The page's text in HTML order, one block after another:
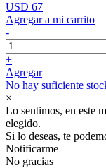
USD 67
Agregar a mi carrito
-
+
Agregar
No hay suficiente
×
Lo sentimos, en este
elegido.
Si lo deseas, te
Notificarme
No gracias